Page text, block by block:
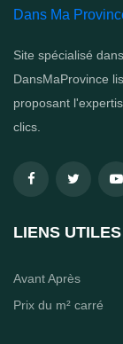
Dans Ma
Site spécialisé
DansMaProvince
proposant
clics.
LIENS UTILES
Avant Après
Prix du m² carré